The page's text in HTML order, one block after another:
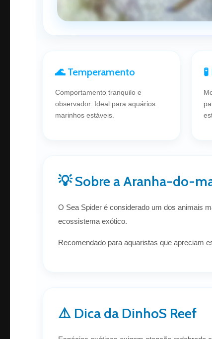
🌊 Temperamento
Comportamento tranquilo e
observador. Ideal para aquários
marinhos estáveis.
💡 Sobre a Aranha-do-
O Sea Spider é considerado um dos animais
ecossistema exótico.
Recomendado para aquaristas que apreciam
⚠️ Dica da DinhoS Reef